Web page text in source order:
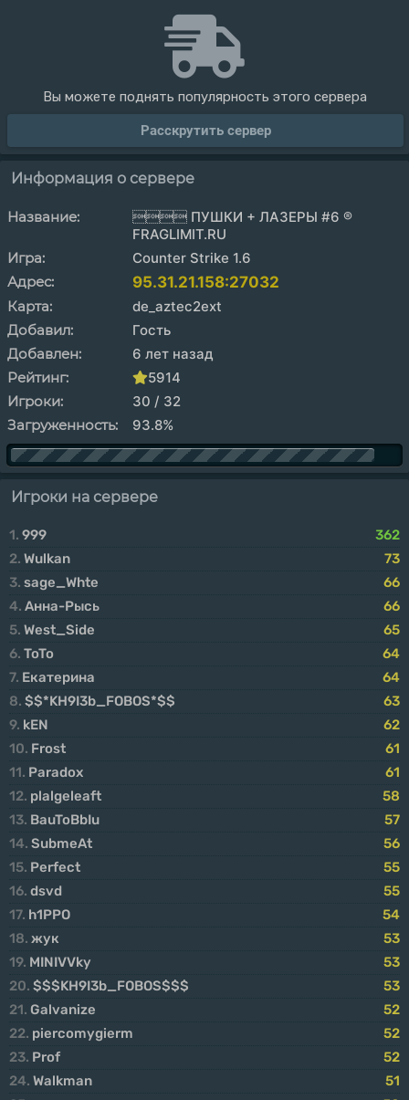
Вы можете поднять популярность этого сервера
Расскрутить сервер
Информация о сервере
Название:
 ПУШКИ + ЛАЗЕРЫ #6 ®
FRAGLIMIT.RU
Игра:
Counter Strike 1.6
Адрес:
95.31.21.158:27032
Карта:
de_aztec2ext
Добавил:
Гость
Добавлен:
6 лет назад
Рейтинг:
5914
Игроки:
30 / 32
Загруженность:
93.8%
Игроки на сервере
1. 999
362
2. Wulkan
73
3. sage_Whte
66
4. Анна-Рысь
66
5. West_Side
65
6. ToTo
64
7. Екатерина
64
8. $$*KH9I3b_FOBOS*$$
63
9. kEN
62
10. Frost
61
11. Paradox
61
12. plalgeleaft
58
13. BauToBbIu
57
14. SubmeAt
56
15. Perfect
55
16. dsvd
55
17. h1PPO
54
18. жук
53
19. MINIVVky
53
20. $$$KH9I3b_FOBOS$$$
53
21. Galvanize
52
22. piercomygierm
52
23. Prof
52
24. Walkman
51